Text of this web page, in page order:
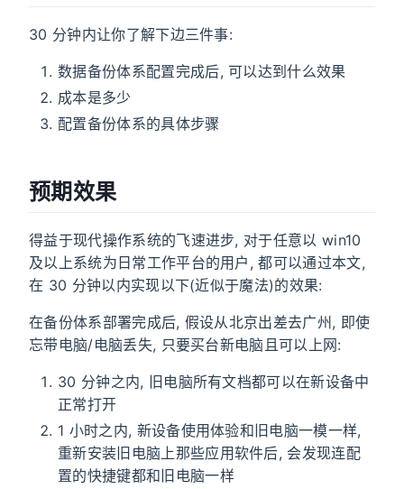
30 分钟内让你了解下边三件事:
数据备份体系配置完成后, 可以达到什么效果
成本是多少
配置备份体系的具体步骤
预期效果
得益于现代操作系统的飞速进步, 对于任意以 win10
及以上系统为日常工作平台的用户, 都可以通过本文,
在 30 分钟以内实现以下(近似于魔法)的效果:
在备份体系部署完成后, 假设从北京出差去广州, 即使
忘带电脑/电脑丢失, 只要买台新电脑且可以上网:
30 分钟之内, 旧电脑所有文档都可以在新设备中
正常打开
1 小时之内, 新设备使用体验和旧电脑一模一样,
重新安装旧电脑上那些应用软件后, 会发现连配
置的快捷键都和旧电脑一样